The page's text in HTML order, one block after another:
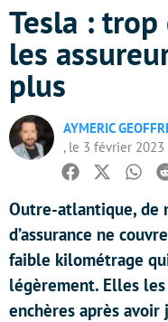
Tesla : trop
les
plus
AYMERIC
, le 3 février 2023
Facebook
Twitter
Outre-atlantique, de
d’assurance ne
faible kilométrage
légèrement. Elles
enchères après avoir